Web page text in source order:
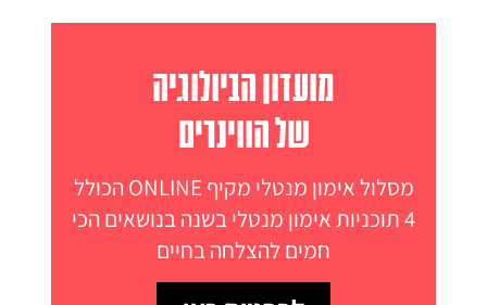
מועדון הביולוגיה
של הווינרים
מסלול אימון מנטלי מקיף ONLINE הכולל
4 תוכניות אימון מנטלי בשנה בנושאים הכי
חמים להצלחה בחיים